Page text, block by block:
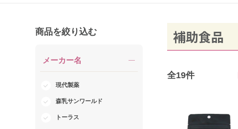
商品を絞り込む
メーカー名
現代製薬
森乳サンワールド
トーラス
補助食品
全19件